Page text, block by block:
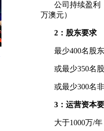
公司持续盈利
万澳元）
2 ：股东要求
最少400名股
或最少350名
或最少300名
3 ：运营资本
大于1000万/